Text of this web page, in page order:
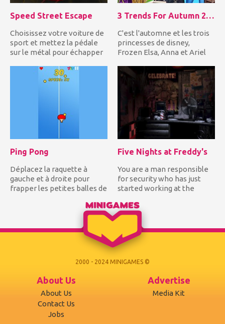
Speed Street Escape
Choisissez votre voiture de
sport et mettez la pédale
sur le métal pour échapper
3 Trends For Autumn 2018
C'est l'automne et les trois
princesses de disney,
Frozen Elsa, Anna et Ariel
Ping Pong
Déplacez la raquette à
gauche et à droite pour
frapper les petites balles de
Five Nights at Freddy's
You are a man responsible
for security who has just
started working at the
2000 - 2024 MINIGAMES ©
About Us
About Us
Contact Us
Jobs
Advertise
Media Kit